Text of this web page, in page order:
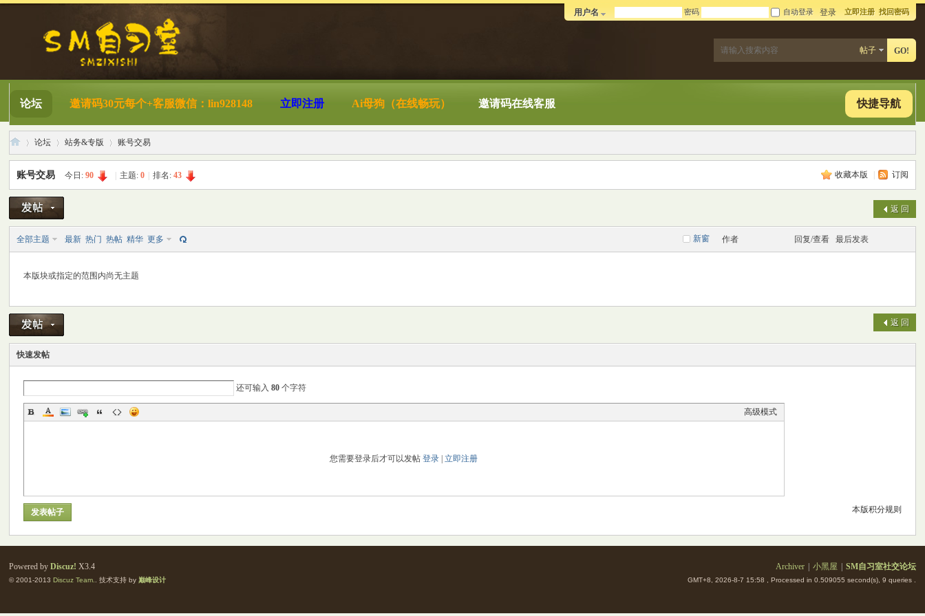
用户名 密码 自动登录 登录 立即注册 找回密码
帖子 GO!
快捷导航
论坛 邀请码30元每个+客服微信：lin928148 立即注册 Ai母狗（在线畅玩） 邀请码在线客服
S
M
习
»
论坛
›
站务&专版 账号交易
收藏本版 订阅
账号交易 今日:90 主题:0 排名:43
返 回
新窗
全部主题 最新 热门 热帖 精华 更多 作者 回复/查看 最后发表
本版块或指定的范围内尚无主题
返 回
快速发帖
还可输入80 个字符
高级模式
您需要登录后才可以发帖登录 |立即注册
本版积分规则
发表帖子
Archiver 小黑屋 SM自习室社交论坛
GMT+8, 2026-8-7 15:58 , Processed in 0.509055 second(s), 9 queries .
Powered byDiscuz! X3.4
© 2001-2013Discuz Team. . 技术支持 by巅峰设计